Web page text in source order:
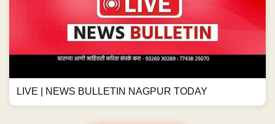
LIVE | NEWS BULLETIN NAGPUR TODAY